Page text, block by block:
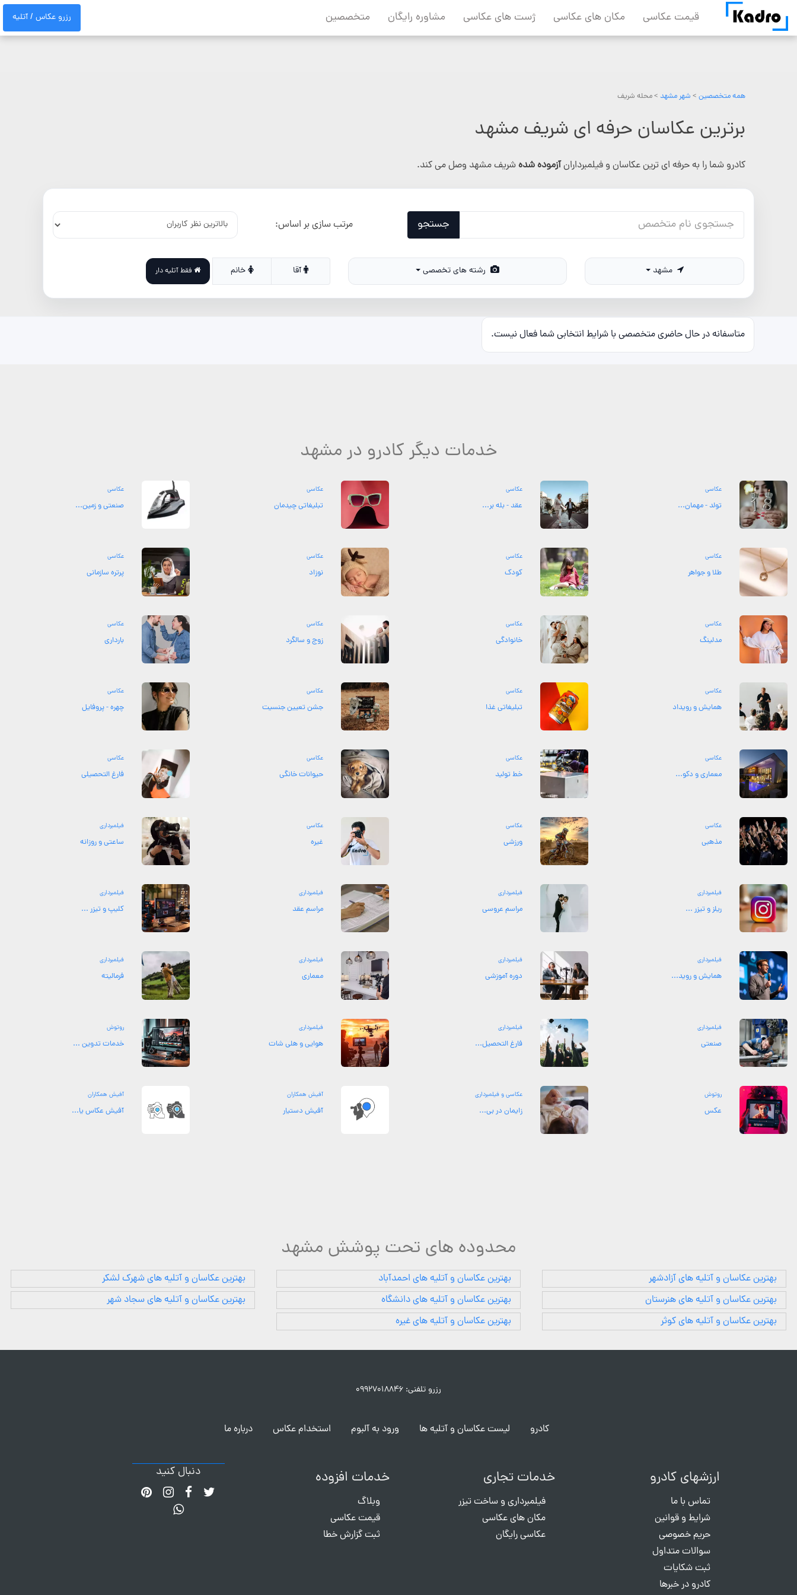
content
قیمت عکاسی مکان های عکاسی ژست های عکاسی مشاوره رایگان متخصصین رزرو عکاس / آتلیه
همه متخصصین > شهر مشهد > محله شریف
برترین عکاسان حرفه ای شریف مشهد
کادرو شما را به حرفه ای ترین عکاسان و فیلمبردارانآزموده شدهشریف مشهد وصل می کند.
جستجو مرتب سازی بر اساس:
مشهد رشته های تخصصی آقا خانم فقط آتلیه دار
متاسفانه در حال حاضری متخصصی با شرایط انتخابی شما فعال نیست.
خدمات دیگر کادرو در مشهد
عکاسی
تولد - مهمان...
عکاسی
عقد - بله بر...
عکاسی
تبلیغاتی چیدمان
عکاسی
صنعتی و زمین...
عکاسی
طلا و جواهر
عکاسی
کودک
عکاسی
نوزاد
عکاسی
پرتره سازمانی
عکاسی
مدلینگ
عکاسی
خانوادگی
عکاسی
زوج و سالگرد
عکاسی
بارداری
عکاسی
همایش و رویداد
عکاسی
تبلیغاتی غذا
عکاسی
جشن تعیین جنسیت
عکاسی
چهره - پروفایل
عکاسی
معماری و دکو...
عکاسی
خط تولید
عکاسی
حیوانات خانگی
عکاسی
فارغ التحصیلی
عکاسی
مذهبی
عکاسی
ورزشی
عکاسی
غیره
فیلمبرداری
ساعتی و روزانه
فیلمبرداری
ریلز و تیزر ...
فیلمبرداری
مراسم عروسی
فیلمبرداری
مراسم عقد
فیلمبرداری
کلیپ و تیزر ...
فیلمبرداری
همایش و روید...
فیلمبرداری
دوره آموزشی
فیلمبرداری
معماری
فیلمبرداری
فرمالیته
فیلمبرداری
صنعتی
فیلمبرداری
فارغ التحصیل...
فیلمبرداری
هوایی و هلی شات
روتوش
خدمات تدوین ...
روتوش
عکس
عکاسی و فیلمبرداری
زایمان در بی...
آفیش همکاران
آفیش دستیار
آفیش همکاران
آفیش عکاس یا...
محدوده های تحت پوشش مشهد
بهترین عکاسان و آتلیه های آزادشهر بهترین عکاسان و آتلیه های احمدآباد
بهترین عکاسان و آتلیه های شهرک لشکر
بهترین عکاسان و آتلیه های هنرستان
بهترین عکاسان و آتلیه های دانشگاه
بهترین عکاسان و آتلیه های سجاد شهر
بهترین عکاسان و آتلیه های کوثر
بهترین عکاسان و آتلیه های غیره
رزرو تلفنی: ۰۹۹۲۷۰۱۸۸۴۶
کادرو لیست عکاسان و آتلیه ها ورود به آلبوم استخدام عکاس درباره ما
ارزشهای کادرو
تماس با ما
شرایط و قوانین
حریم خصوصی
سوالات متداول
ثبت شکایات
کادرو در خبرها
خدمات تجاری
فیلمبرداری و ساخت تیزر
مکان های عکاسی
عکاسی رایگان
خدمات افزوده
وبلاگ
قیمت عکاسی
ثبت گزارش خطا
دنبال کنید